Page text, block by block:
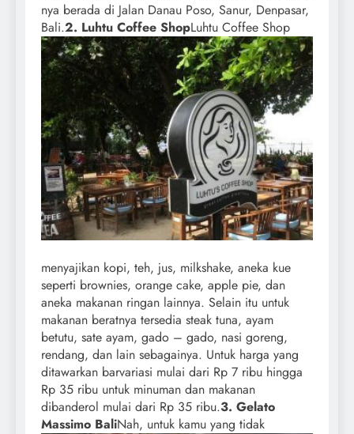
nya berada di Jalan Danau Poso, Sanur, Denpasar,
Bali.2. Luhtu Coffee ShopLuhtu Coffee Shop
menyajikan kopi, teh, jus, milkshake, aneka kue
seperti brownies, orange cake, apple pie, dan
aneka makanan ringan lainnya. Selain itu untuk
makanan beratnya tersedia steak tuna, ayam
betutu, sate ayam, gado – gado, nasi goreng,
rendang, dan lain sebagainya. Untuk harga yang
ditawarkan barvariasi mulai dari Rp 7 ribu hingga
Rp 35 ribu untuk minuman dan makanan
dibanderol mulai dari Rp 35 ribu.3. Gelato
Massimo BaliNah, untuk kamu yang tidak